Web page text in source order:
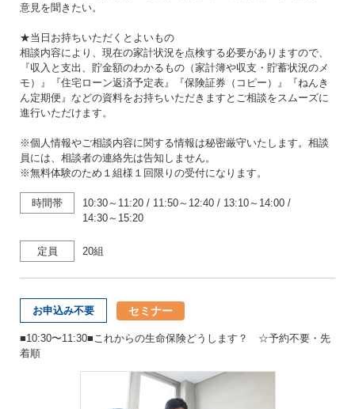
意見を聞きたい。
★当日お持ちいただくとよいもの
相談内容により、現在の家計状況を点検する必要がありますので、
『収入と支出、貯金額のわかるもの（家計簿や収支・貯蓄状況のメ
モ）』『住宅ローン返済予定表』『保険証券（コピー）』『ねんき
ん定期便』などの資料をお持ちいただきますとご相談をスムーズに
進行いただけます。
※個人情報やご相談内容に関する情報は秘密厳守いたします。相談
員には、相談者の連絡先は告知しません。
※無料体験のため１組様１回限りの受付になります。
時間帯 10:30～11:20 / 11:50～12:40 / 13:10～14:00 /
14:30～15:20
定員 20組
お申込み不要 セミナー
■10:30〜11:30■これからの生命保険どうします？ ☆予約不要・先
着順